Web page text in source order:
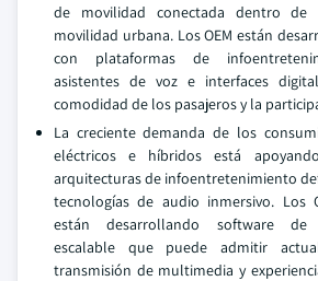
de movilidad conectada dentro de
movilidad urbana. Los OEM están
con plataformas de
asistentes de voz e interfaces
comodidad de los pasajeros y la
La creciente demanda de los
eléctricos e híbridos está
arquitecturas de infoentretenimiento
tecnologías de audio inmersivo. Los
están desarrollando software de
escalable que puede admitir
transmisión de multimedia y